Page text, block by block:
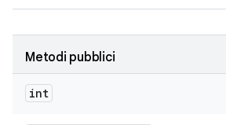
Metodi pubblici
int